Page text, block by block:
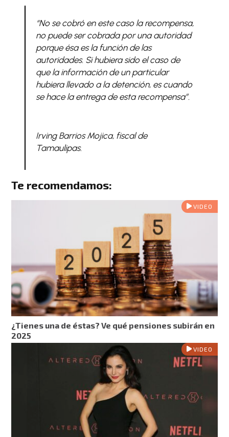
“No se cobró en este caso la recompensa,
no puede ser cobrada por una autoridad
porque ésa es la función de las
autoridades. Si hubiera sido el caso de
que la información de un particular
hubiera llevado a la detención, es cuando
se hace la entrega de esta recompensa”.
Irving Barrios Mojica, fiscal de
Tamaulipas.
Te recomendamos:
VIDEO
¿Tienes una de éstas? Ve qué pensiones subirán en
2025
VIDEO